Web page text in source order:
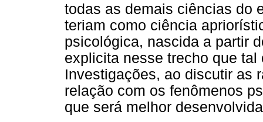
todas as demais ciências do
teriam como ciência
psicológica, nascida a partir
explicita nesse trecho que
Investigações, ao discutir as
relação com os fenômenos
que será melhor